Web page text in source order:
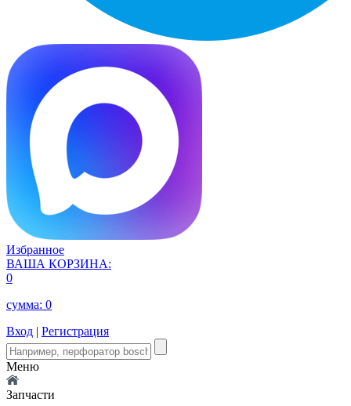
Избранное
ВАША КОРЗИНА:
0
сумма: 0
Вход | Регистрация
Меню
Запчасти